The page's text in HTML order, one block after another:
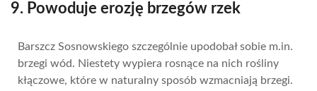
9. Powoduje erozję brzegów rzek
Barszcz Sosnowskiego szczególnie upodobał sobie m.in.
brzegi wód. Niestety wypiera rosnące na nich rośliny
kłączowe, które w naturalny sposób wzmacniają brzegi.